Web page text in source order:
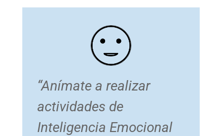
“Anímate a realizar
actividades de
Inteligencia Emocional